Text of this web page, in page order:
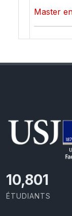
Master
11,727
ÉTUDIANTS